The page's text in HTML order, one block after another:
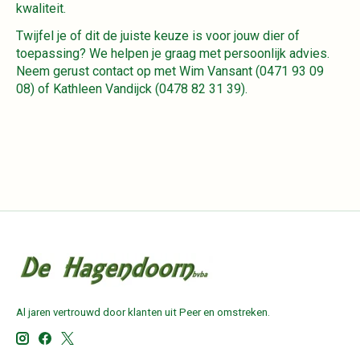
kwaliteit.
Twijfel je of dit de juiste keuze is voor jouw dier of
toepassing? We helpen je graag met persoonlijk advies.
Neem gerust contact op met Wim Vansant (0471 93 09
08) of Kathleen Vandijck (0478 82 31 39).
Al jaren vertrouwd door klanten uit Peer en omstreken.